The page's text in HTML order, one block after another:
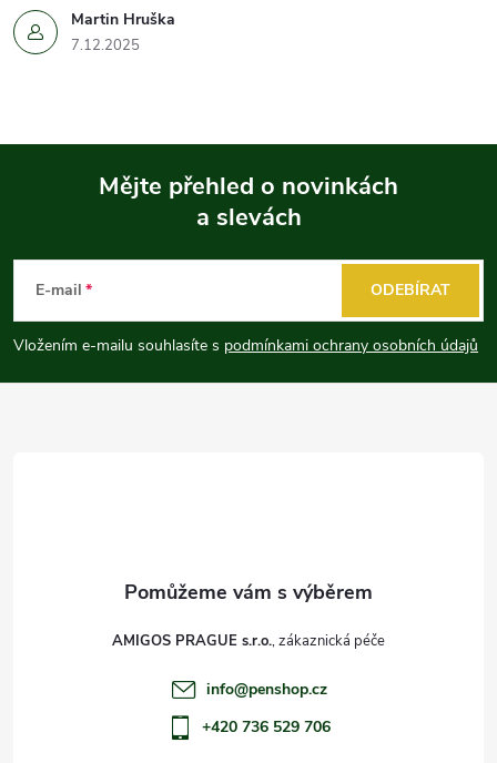
Martin Hruška
7.12.2025
p
a
Mějte přehled o novinkách
a slevách
E-mail
Vložením e-mailu souhlasíte s podmínkami ochrany osobních údajů
ODEBÍRAT
AMIGOS PRAGUE s.r.o.
info@penshop.cz
+420 736 529 706